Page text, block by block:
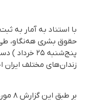
با استناد به آمار به
زندان‌های مختلف
بر